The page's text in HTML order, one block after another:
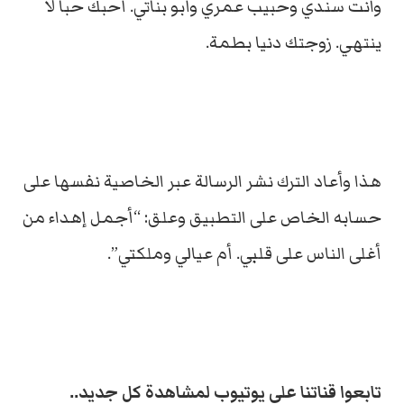
وانت سندي وحبيب عمري وأبو بناتي. أحبك حباً لا
ينتهي. زوجتك دنيا بطمة.
هذا وأعاد الترك نشر الرسالة عبر الخاصية نفسها على
حسابه الخاص على التطبيق وعلق: “أجمل إهداء من
أغلى الناس على قلبي. أم عيالي وملكتي”.
تابعوا قناتنا على يوتيوب لمشاهدة كل جديد..